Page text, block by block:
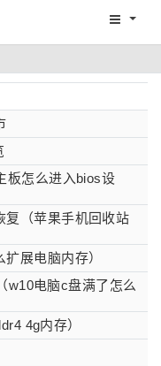
码农网
板怎么进入bios设
复（苹果手机回收站
展电脑内存）
w10电脑c盘满了怎么
4g内存）